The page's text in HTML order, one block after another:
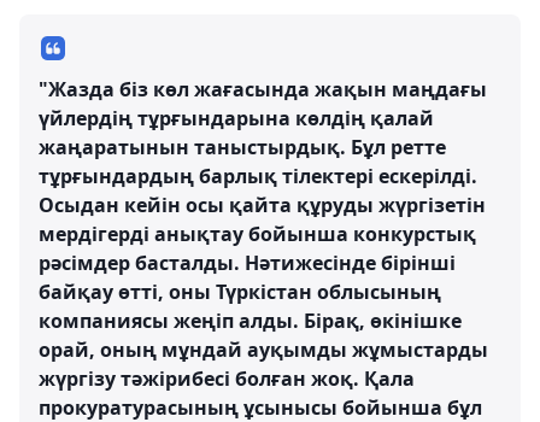
"Жазда біз көл жағасында жақын маңдағы
үйлердің тұрғындарына көлдің қалай
жаңаратынын таныстырдық. Бұл ретте
тұрғындардың барлық тілектері ескерілді.
Осыдан кейін осы қайта құруды жүргізетін
мердігерді анықтау бойынша конкурстық
рәсімдер басталды. Нәтижесінде бірінші
байқау өтті, оны Түркістан облысының
компаниясы жеңіп алды. Бірақ, өкінішке
орай, оның мұндай ауқымды жұмыстарды
жүргізу тәжірибесі болған жоқ. Қала
прокуратурасының ұсынысы бойынша бұл